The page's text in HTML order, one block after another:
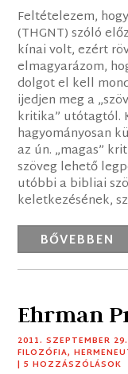
Feltételezem,
(THGNT) szóló
kínai volt, ezért
elmagyarázom,
dolgot el kell
ijedjen meg a
kritika” utótagtól.
hagyományosan
az ún. „magas”
szöveg lehető
utóbbi a bibliai
keletkezésének,
BŐVEBBEN
Ehrman
2011. SZEPTEMBER 29.
FILOZÓFIA,
| 5 HOZZÁSZÓLÁSOK